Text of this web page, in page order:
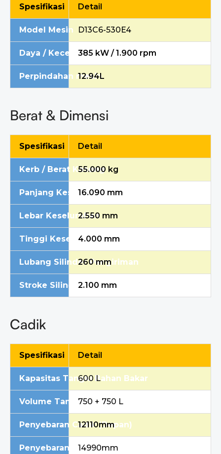
Spesifikasi Detail
Model Mesin D13C6-530E4
Daya / Kecepatan Bersih Maksimum Mesin
385 kW / 1.900 rpm
Perpindahan mesin
12.94L
Berat & Dimensi
Spesifikasi Detail
Kerb / Berat Kosong
55.000 kg
Panjang Keseluruhan
16.090 mm
Lebar Keseluruhan
2.550 mm
Tinggi Keseluruhan
4.000 mm
Lubang Silinder Pengiriman
260 mm
Stroke Silinder Pengiriman
2.100 mm
Cadik
Spesifikasi Detail
Kapasitas Tangki Bahan Bakar
600 L
Volume Tangki Air
750 + 750 L
Penyebaran Cadik (Depan)
12110mm
Penyebaran Cadik (Belakang)
14990mm